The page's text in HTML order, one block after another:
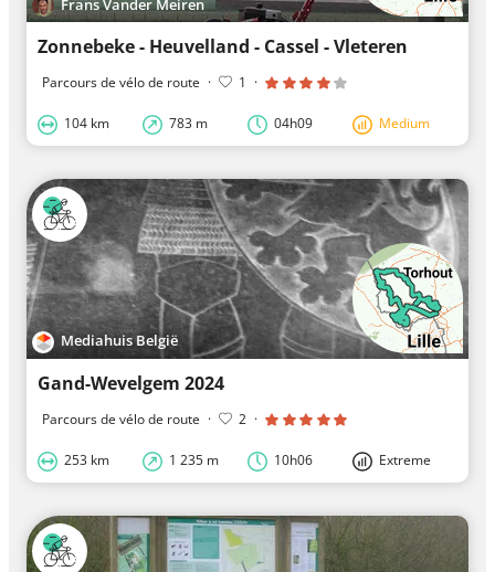
Zonnebeke - Heuvelland - Cassel - Vleteren
Parcours de vélo de route · 1 ·
104 km 783 m 04h09 Medium
Mediahuis België
Gand-Wevelgem 2024
Parcours de vélo de route · 2 ·
253 km 1 235 m 10h06 Extreme